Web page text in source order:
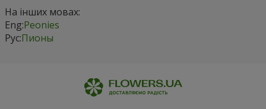
На інших мовах:
Eng:Peonies
Рус:Пионы